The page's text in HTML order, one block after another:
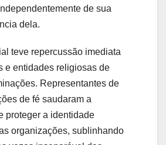
de sua
dela.
teve repercussão imediata
e entidades religiosas de
Representantes de
de fé saudaram a
proteger a identidade
organizações, sublinhando